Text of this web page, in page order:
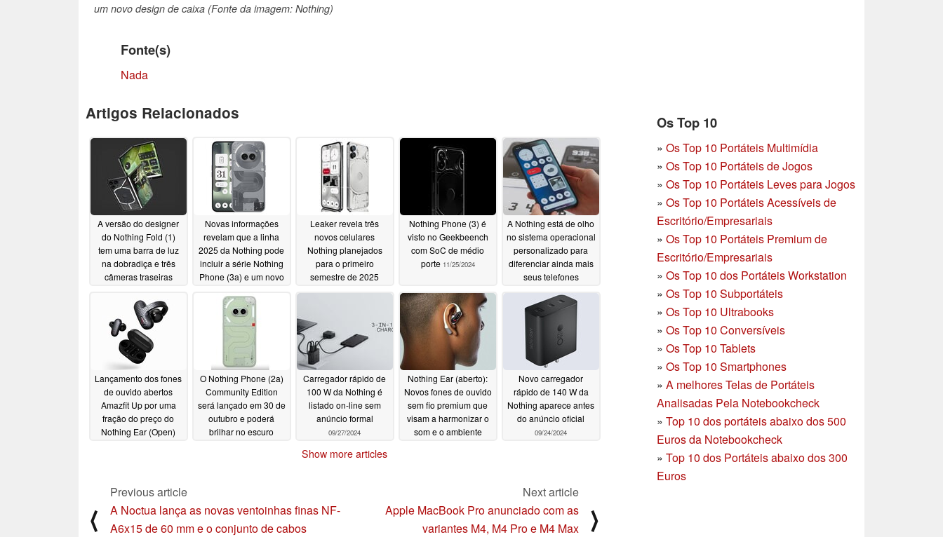
um novo design de caixa (Fonte da imagem: Nothing)
Fonte(s)
Nada
Os Top 10
» Os Top 10 Portáteis Multimídia
» Os Top 10 Portáteis de Jogos
» Os Top 10 Portáteis Leves para Jogos
» Os Top 10 Portáteis Acessíveis de
Escritório/Empresariais
» Os Top 10 Portáteis Premium de
Escritório/Empresariais
» Os Top 10 dos Portáteis Workstation
» Os Top 10 Subportáteis
» Os Top 10 Ultrabooks
» Os Top 10 Conversíveis
» Os Top 10 Tablets
» Os Top 10 Smartphones
» A melhores Telas de Portáteis
Analisadas Pela Notebookcheck
» Top 10 dos portáteis abaixo dos 500
Euros da Notebookcheck
» Top 10 dos Portáteis abaixo dos 300
Euros
Artigos Relacionados
A versão do designer
do Nothing Fold (1)
tem uma barra de luz
na dobradiça e três
câmeras traseiras
Novas informações
revelam que a linha
2025 da Nothing pode
incluir a série Nothing
Phone (3a) e um novo
Leaker revela três
novos celulares
Nothing planejados
para o primeiro
semestre de 2025
11/30/2024
Nothing Phone (3) é
visto no Geekbeench
com SoC de médio
porte 11/25/2024
A Nothing está de olho
no sistema operacional
personalizado para
diferenciar ainda mais
seus telefones
11/03/2024
Lançamento dos fones
de ouvido abertos
Amazfit Up por uma
fração do preço do
Nothing Ear (Open)
O Nothing Phone (2a)
Community Edition
será lançado em 30 de
outubro e poderá
brilhar no escuro
Carregador rápido de
100 W da Nothing é
listado on-line sem
anúncio formal
09/27/2024
Nothing Ear (aberto):
Novos fones de ouvido
sem fio premium que
visam a harmonizar o
som e o ambiente
Novo carregador
rápido de 140 W da
Nothing aparece antes
do anúncio oficial
09/24/2024
Show more articles
⟨
Previous article
A Noctua lança as novas ventoinhas finas NF-
A6x15 de 60 mm e o conjunto de cabos
Next article
Apple MacBook Pro anunciado com as
variantes M4, M4 Pro e M4 Max
⟩